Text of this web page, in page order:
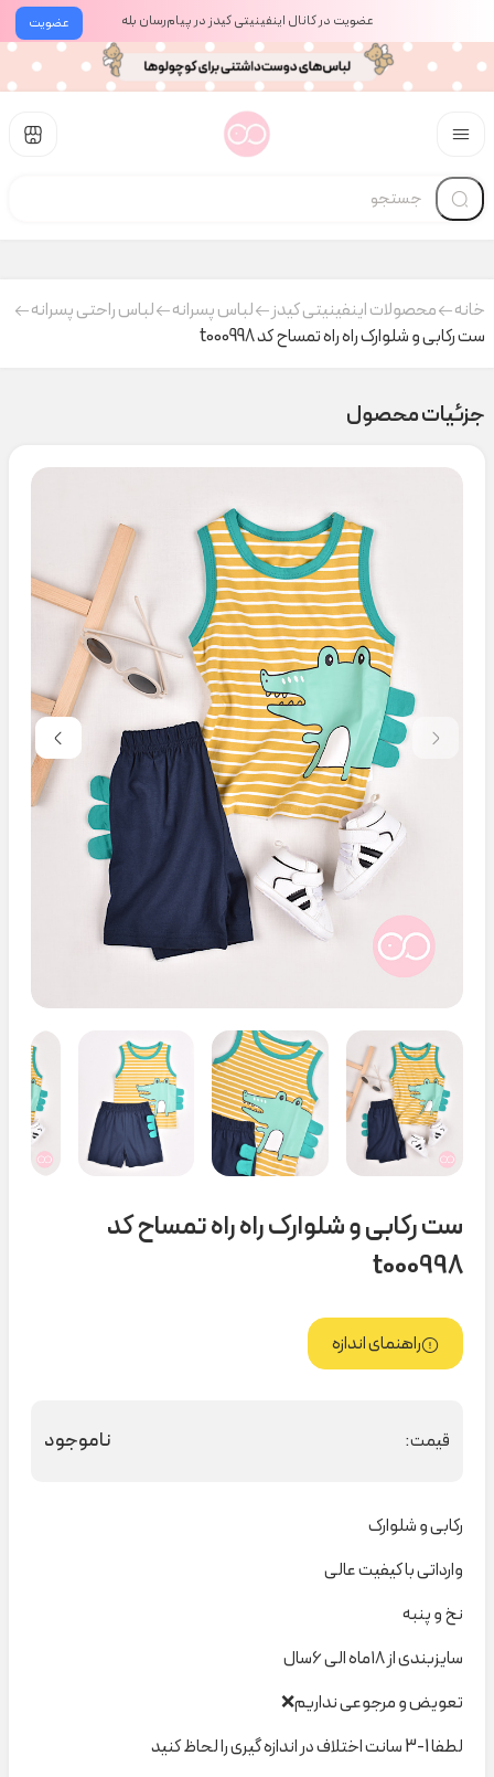
عضویت عضویت در کانال اینفینیتی کیدز در پیام‌رسان بله
خانه محصولات اینفینیتی کیدز لباس پسرانه
لباس راحتی پسرانه
ست رکابی و شلوارک راه راه تمساح کد t000998
جزئیات محصول
ست رکابی و شلوارک راه راه تمساح کد
t000998
راهنمای اندازه
قیمت: ناموجود
رکابی و شلوارک
وارداتی با کیفیت عالی
نخ و پنبه
سایزبندی از ۱۸ماه الی ۶سال
تعویض و مرجوعی نداریم❌
لطفا 1-3 سانت اختلاف در اندازه گیری را لحاظ کنید